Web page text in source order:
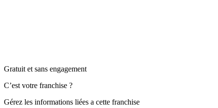
Gratuit et sans engagement
C’est votre franchise ?
Gérez les informations liées a cette franchise